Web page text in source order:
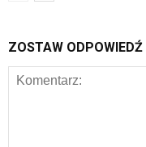
ZOSTAW ODPOWIEDŹ